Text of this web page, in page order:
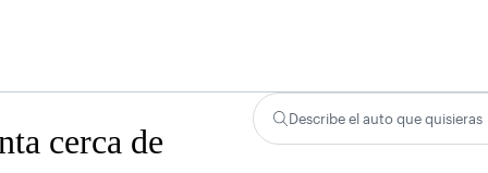
cerca de
Describe el auto que quisieras